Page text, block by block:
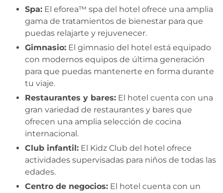
Spa: El eforea™ spa del hotel ofrece una amplia
gama de tratamientos de bienestar para que
puedas relajarte y rejuvenecer.
Gimnasio: El gimnasio del hotel está equipado
con modernos equipos de última generación
para que puedas mantenerte en forma durante
tu viaje.
Restaurantes y bares: El hotel cuenta con una
gran variedad de restaurantes y bares que
ofrecen una amplia selección de cocina
internacional.
Club infantil: El Kidz Club del hotel ofrece
actividades supervisadas para niños de todas las
edades.
Centro de negocios: El hotel cuenta con un